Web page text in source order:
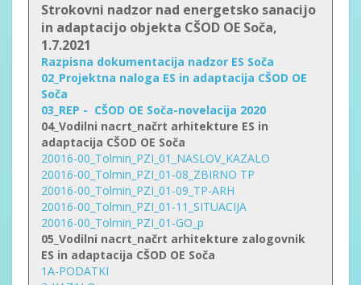
Strokovni nadzor nad energetsko sanacijo
in adaptacijo objekta CŠOD OE Soča,
1.7.2021
Razpisna dokumentacija nadzor ES Soča
02_Projektna naloga ES in adaptacija CŠOD OE
Soča
03_REP - CŠOD OE Soča-novelacija 2020
04_Vodilni nacrt_načrt arhitekture ES in
adaptacija CŠOD OE Soča
20016-00_Tolmin_PZI_01_NASLOV_KAZALO
20016-00_Tolmin_PZI_01-08_ZBIRNO TP
20016-00_Tolmin_PZI_01-09_TP-ARH
20016-00_Tolmin_PZI_01-11_SITUACIJA
20016-00_Tolmin_PZI_01-GO_p
05_Vodilni nacrt_načrt arhitekture zalogovnik
ES in adaptacija CŠOD OE Soča
1A-PODATKI